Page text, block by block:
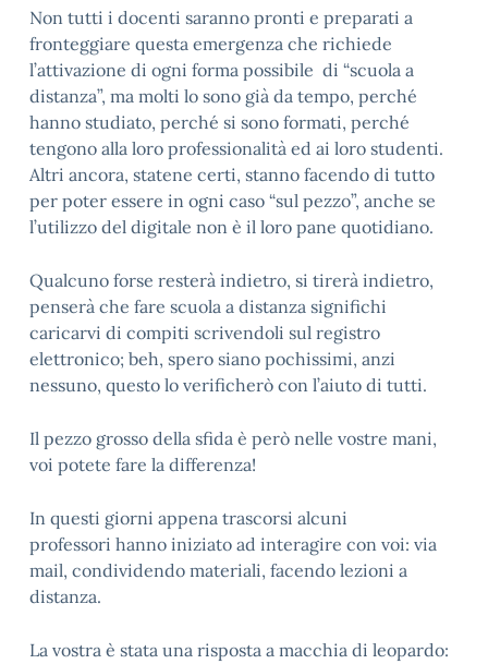
​Non tutti i docenti saranno pronti e preparati a
fronteggiare questa emergenza che richiede
l’attivazione di ogni forma possibile di “scuola a
distanza”, ma molti lo sono già da tempo, perché
hanno studiato, perché si sono formati, perché
tengono alla loro professionalità ed ai loro studenti.
Altri ancora, statene certi, stanno facendo di tutto
per poter essere in ogni caso “sul pezzo”, anche se
l’utilizzo del digitale non è il loro pane quotidiano.
Qualcuno forse resterà indietro, si tirerà indietro,
penserà che fare scuola a distanza significhi
caricarvi di compiti scrivendoli sul registro
elettronico; beh, spero siano pochissimi, anzi
nessuno, questo lo verificherò con l’aiuto di tutti.
​Il pezzo grosso della sfida è però nelle vostre mani,
voi potete fare la differenza!
In questi giorni appena trascorsi alcuni
professori hanno iniziato ad interagire con voi: via
mail, condividendo materiali, facendo lezioni a
distanza.
La vostra è stata una risposta a macchia di leopardo: